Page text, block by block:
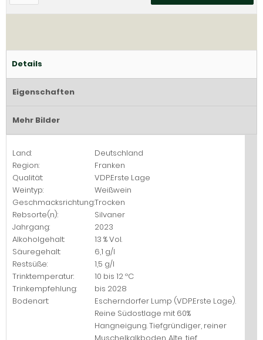
Details
Eigenschaften
Mehr Bilder
Land:
Deutschland
Region:
Franken
Qualität:
VDP.Erste Lage
Weintyp:
Weißwein
Geschmacksrichtung:Trocken
Rebsorte(n):
Silvaner
Jahrgang:
2023
Alkoholgehalt:
13 % Vol.
Säuregehalt:
6,1 g/l
Restsüße:
1,5 g/l
Trinktemperatur:
10 bis 12 ºC
Trinkempfehlung:
bis 2028
Bodenart:
Escherndorfer Lump (VDP.Erste Lage).
Reine Südostlage mit 60%
Hangneigung. Tiefgründiger, reiner
Muschelkalkboden. Alte, tief